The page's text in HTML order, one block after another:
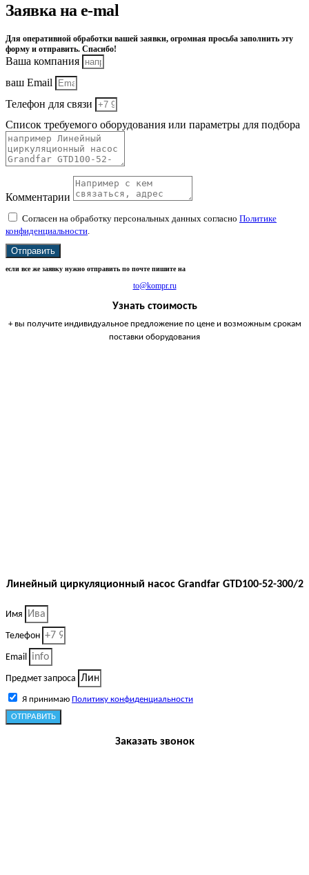
Заявка на e-mal
Для оперативной обработки вашей заявки, огромная просьба заполнить эту
форму и отправить. Спасибо!
Ваша компания
ваш Email
Телефон для связи
Список требуемого оборудования или параметры для подбора
Комментарии
Согласен на обработку персональных данных согласно Политике
конфиденциальности
Отправить
если все же заявку нужно отправить по почте пишите на
to@kompr.ru
Узнать стоимость
+ вы получите индивидуальное предложение по цене и возможным срокам
поставки оборудования
Линейный циркуляционный насос Grandfar GTD100-52-300/2
Имя
Телефон
Email
Предмет запроса
Я принимаю Политику конфиденциальности
ОТПРАВИТЬ
Заказать звонок